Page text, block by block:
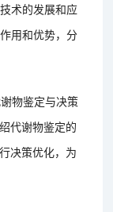
术的发展和应
用和优势，分
物鉴定与决策
代谢物鉴定的
决策优化，为